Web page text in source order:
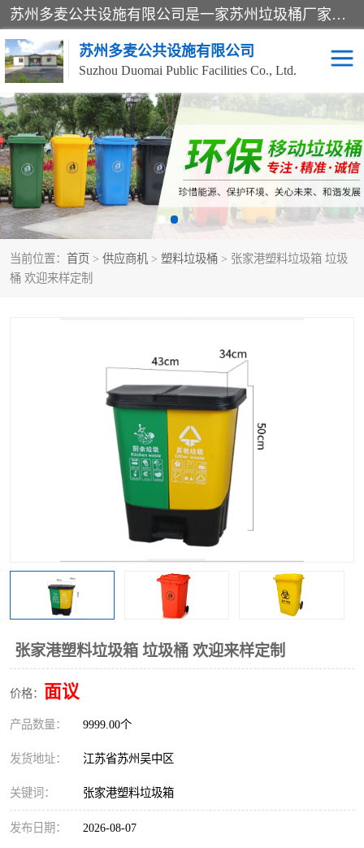
苏州多麦公共设施有限公司是一家苏州垃圾桶厂家，主营：塑料垃圾桶、分类果皮箱、户外园林椅、保安岗亭等产品厂家。全国统一热线电话：17105580222。公司组建完善的团队。设计人员，能根据客户要求，提供适合的设计方案，来满足客户的需求。
苏州多麦公共设施有限公司
Suzhou Duomai Public Facilities Co., Ltd.
当前位置： 首页 > 供应商机 > 塑料垃圾桶 > 张家港塑料垃圾箱 垃圾
桶 欢迎来样定制
张家港塑料垃圾箱 垃圾桶 欢迎来样定制
价格： 面议
产品数量： 9999.00个
发货地址： 江苏省苏州吴中区
关键词： 张家港塑料垃圾箱
发布日期： 2026-08-07
办公室脚踩垃圾桶 保安岗亭
分类果皮箱 公园椅
垃圾分类房 塑料垃圾桶
防疫岗亭 吸烟岗亭